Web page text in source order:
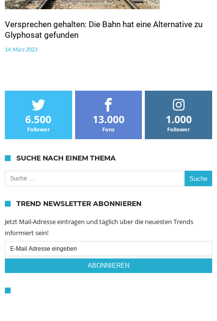
Versprechen gehalten: Die Bahn hat eine Alternative zu
Glyphosat gefunden
14. März 2023
6.500
Follower
13.000
Fans
1.000
Follower
SUCHE NACH EINEM THEMA
Suche nach:
TREND NEWSLETTER ABONNIEREN
Jetzt Mail-Adresse eintragen und täglich über die neuesten Trends
informiert sein!
Email
Subscription
ABONNIEREN